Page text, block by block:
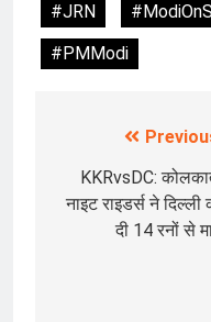
#JRN
#PMModi
navigation
KKRvsDC:
नाइट राइडर्स ने दिल्ली
दी 14 रनों से